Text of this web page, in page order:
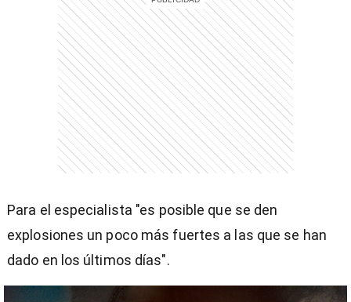
Para el especialista "es posible que se den
explosiones un poco más fuertes a las que se han
dado en los últimos días".